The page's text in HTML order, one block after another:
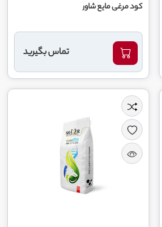
کود مرغی مایع شاور
تماس بگیرید